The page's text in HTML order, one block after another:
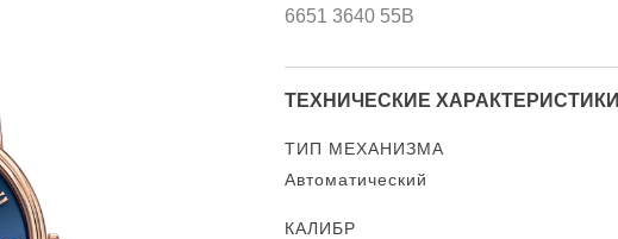
6651 3640 55B
ТЕХНИЧЕСКИЕ ХАРАКТЕРИСТИКИ
ТИП МЕХАНИЗМА
Автоматический
КАЛИБР